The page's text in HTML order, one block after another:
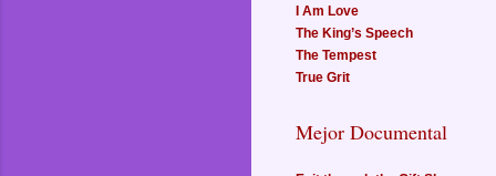
I Am Love
The King’s Speech
The Tempest
True Grit
Mejor Documental